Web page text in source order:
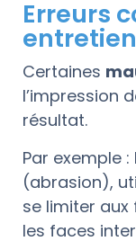
Erreurs
Certaines
l’impression
résultat.
Par exemple :
(abrasion),
se limiter
les faces